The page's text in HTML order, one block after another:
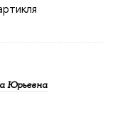
Юрьевна